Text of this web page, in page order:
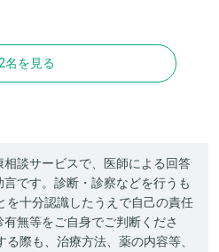
名を見る
談サービスで、医師による回答
です。診断・診察などを行うも
を十分認識したうえで自己の責任
無等をご自身でご判断くださ
際も、治療方法、薬の内容等、